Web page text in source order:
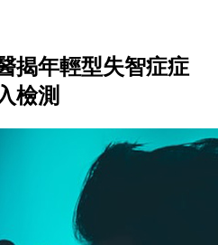
揭年輕型失智症症
檢測